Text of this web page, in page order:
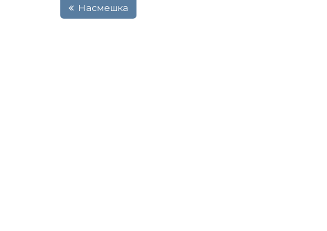
по Насмешка